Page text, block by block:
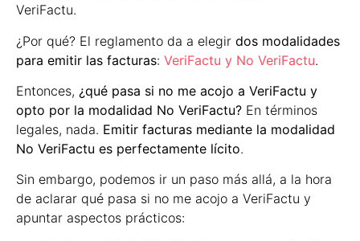
VeriFactu.
¿Por qué? El reglamento da a elegir dos modalidades
para emitir las facturas: VeriFactu y No VeriFactu.
Entonces, ¿qué pasa si no me acojo a VeriFactu y
opto por la modalidad No VeriFactu? En términos
legales, nada. Emitir facturas mediante la modalidad
No VeriFactu es perfectamente lícito.
Sin embargo, podemos ir un paso más allá, a la hora
de aclarar qué pasa si no me acojo a VeriFactu y
apuntar aspectos prácticos: